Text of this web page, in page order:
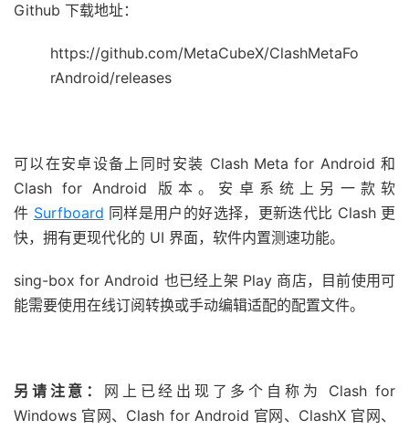
Github 下载地址：
https://github.com/MetaCubeX/ClashMetaFo
rAndroid/releases
可以在安卓设备上同时安装 Clash Meta for Android 和
Clash for Android 版本。安卓系统上另一款软
件 Surfboard 同样是用户的好选择，更新迭代比 Clash 更
快，拥有更现代化的 UI 界面，软件内置测速功能。
sing-box for Android 也已经上架 Play 商店，目前使用可
能需要使用在线订阅转换或手动编辑适配的配置文件。
另请注意：
网上已经出现了多个自称为 Clash for
Windows 官网、Clash for Android 官网、ClashX 官网、